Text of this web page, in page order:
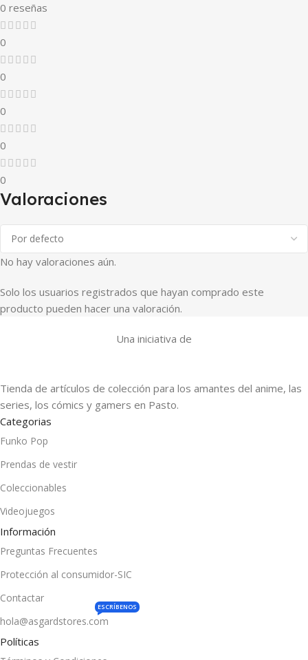
0 reseñas
0
0
0
0
0
Valoraciones
No hay valoraciones aún.
Solo los usuarios registrados que hayan comprado este
producto pueden hacer una valoración.
Una iniciativa de
Tienda de artículos de colección para los amantes del anime, las
series, los cómics y gamers en Pasto.
Categorias
Funko Pop
Prendas de vestir
Coleccionables
Videojuegos
Información
Preguntas Frecuentes
Protección al consumidor-SIC
Contactar
hola@asgardstores.com
ESCRÍBENOS
Políticas